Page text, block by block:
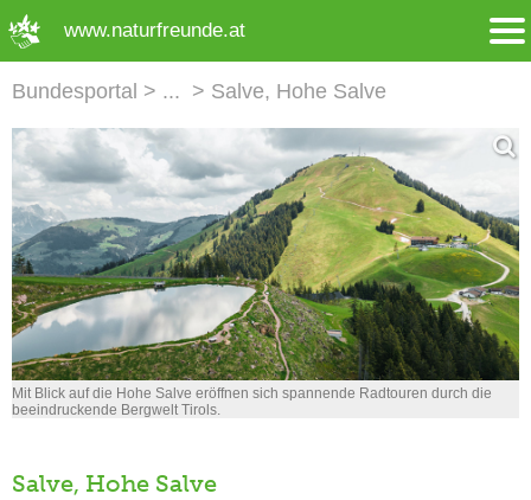
www.naturfreunde.at
Bundesportal Salve, Hohe Salve
Mit Blick auf die Hohe Salve eröffnen sich spannende Radtouren durch die
beeindruckende Bergwelt Tirols.
Salve, Hohe Salve